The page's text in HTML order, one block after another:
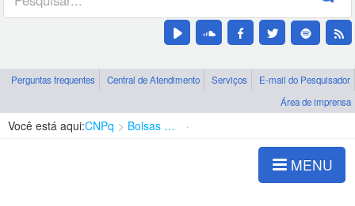
Perguntas frequentes Central de Atendimento Serviços
E-mail do Pesquisador
Área de imprensa
Você está aqui:CNPq Bolsas e Auxílios Vigentes
MENU